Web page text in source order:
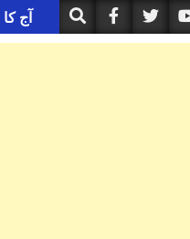
آج کا